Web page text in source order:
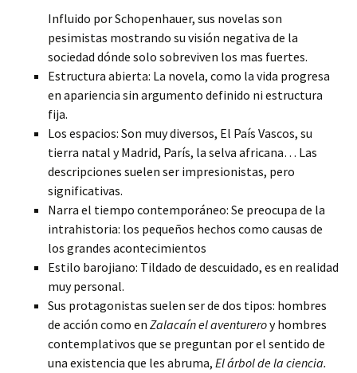
Influido por Schopenhauer, sus novelas son
pesimistas mostrando su visión negativa de la
sociedad dónde solo sobreviven los mas fuertes.
Estructura abierta: La novela, como la vida progresa
en apariencia sin argumento definido ni estructura
fija.
Los espacios: Son muy diversos, El País Vascos, su
tierra natal y Madrid, París, la selva africana… Las
descripciones suelen ser impresionistas, pero
significativas.
Narra el tiempo contemporáneo: Se preocupa de la
intrahistoria: los pequeños hechos como causas de
los grandes acontecimientos
Estilo barojiano: Tildado de descuidado, es en realidad
muy personal.
Sus protagonistas suelen ser de dos tipos: hombres
de acción como en Zalacaín el aventureroy hombres
contemplativos que se preguntan por el sentido de
una existencia que les abruma, El árbol de la ciencia.